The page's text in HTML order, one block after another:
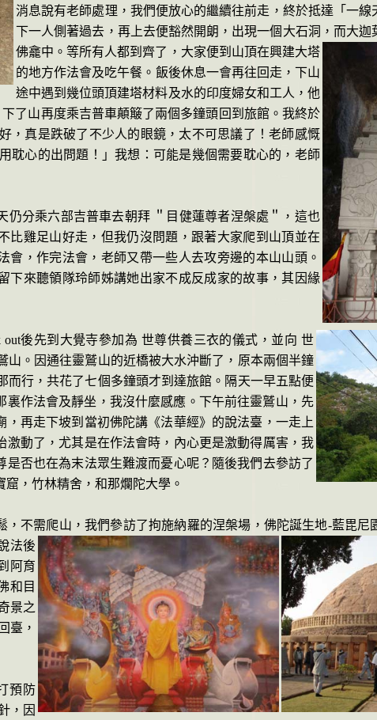
消息說有老師處理，我們便放心的繼續往前走，終於抵達「一線
下一人側著過去，再上去便豁然開朗，出現一個大石洞，而大迦
佛龕中。等所有人都到齊了，大家便到山頂在興建大塔
的地方作法會及吃午餐 。飯後休息一會再往 回走，下山
途中遇到幾位頭頂建塔材料及水的印度婦女和工人，他
下了山再度乘吉普車顛簸了兩個多鐘頭回到旅館。我終於
，真是跌破了不少人的眼鏡，太不可思議了！老師感慨
耽心的出問題！」我想：可能是幾個需要耽心的，老師
仍分乘六部吉普車去朝拜 ＂目健蓮尊者涅槃處＂，這也
比雞足山好走，但我仍沒問題，跟著大家爬到山頂並在
會，作完法會，老師又帶一些人去攻旁邊的本山山頭。
下來聽領隊玲師姊講她出家不成反成家的故事，其因緣
out後先到大覺寺參加為 世尊供養三衣的儀式，並向 世
山。 因通往靈鷲山的近橋被大水沖斷了，原本兩個半鐘
而行，共花了七個多鐘頭才到達旅館。隔天一早五點便
裏作法會及靜坐，我沒什麼感應。 下午前往靈鷲山，先
，再走下坡到當初佛陀講《法華經》的說法臺，一走上
激動了，尤其是在作法會時，內心更是激動得厲害，我
是否也在為末法眾生難渡而憂心呢？隨後我們去參訪了
，竹林精舍，和那爛陀大學。
，不需爬山， 我們參訪了拘施納羅的涅槃場，佛陀誕生地-藍毘尼
法後
阿育
和目
景之
臺，
預防
，因